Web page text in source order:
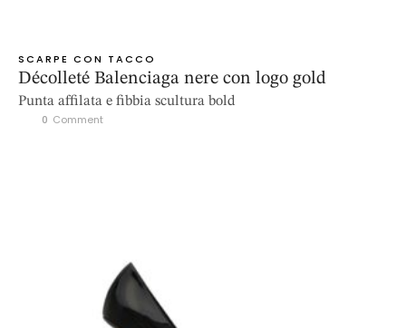
SCARPE CON TACCO
Décolleté Balenciaga nere con logo gold
Punta affilata e fibbia scultura bold
0 Comment